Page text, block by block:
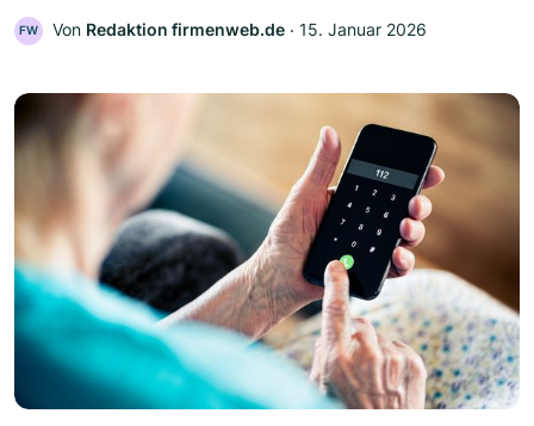
FW Von Redaktion firmenweb.de ‧ 15. Januar 2026